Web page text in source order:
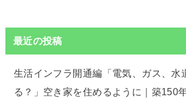
最近の投稿
生活インフラ開通編「電気、ガス、水
る？」空き家を住めるように｜築150